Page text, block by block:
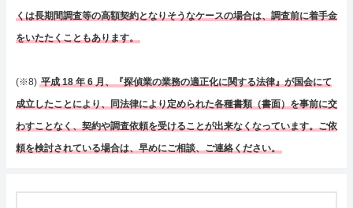
くは長期間調査等の高額契約となりそうなケースの場合は、調査前に着手金
をいたたくこともあります。
(※8) 平成 18 年 6 月、『探偵業の業務の適正化に関する法律』が国会にて
成立したことにより、同法律により定められた各種書類（書面）を事前に交
わすことなく、契約や調査依頼を受けることが出来なくなっています。ご依
頼を検討されている場合は、早めにご相談、ご連絡ください。